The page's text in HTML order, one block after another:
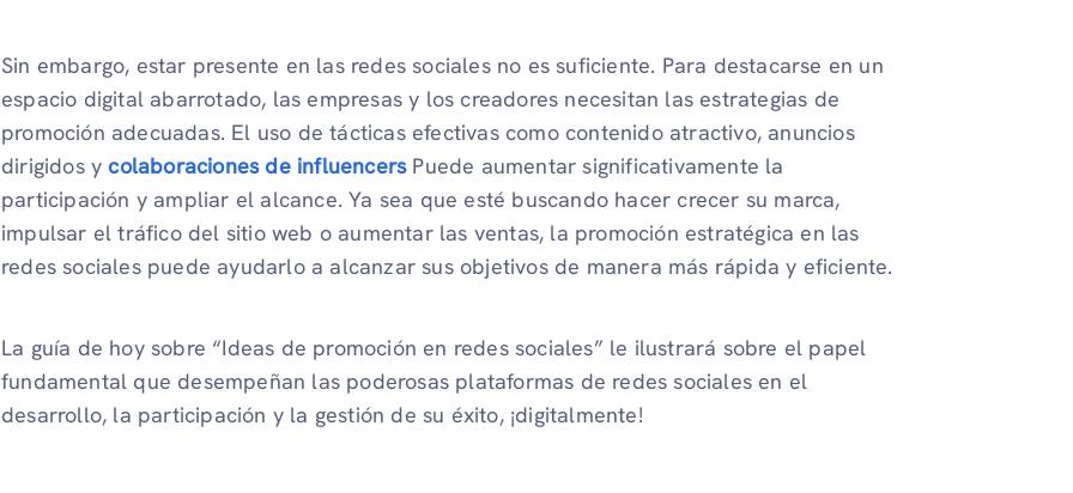
Sin embargo, estar presente en las redes sociales no es suficiente. Para destacarse en un
espacio digital abarrotado, las empresas y los creadores necesitan las estrategias de
promoción adecuadas. El uso de tácticas efectivas como contenido atractivo, anuncios
dirigidos y colaboraciones de influencersPuede aumentar significativamente la
participación y ampliar el alcance. Ya sea que esté buscando hacer crecer su marca,
impulsar el tráfico del sitio web o aumentar las ventas, la promoción estratégica en las
redes sociales puede ayudarlo a alcanzar sus objetivos de manera más rápida y eficiente.
La guía de hoy sobre “Ideas de promoción en redes sociales” le ilustrará sobre el papel
fundamental que desempeñan las poderosas plataformas de redes sociales en el
desarrollo, la participación y la gestión de su éxito, ¡digitalmente!